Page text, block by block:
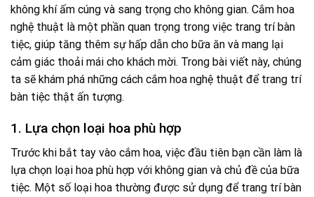
không khí ấm cúng và sang trọng cho không gian. Cắm hoa
nghệ thuật là một phần quan trọng trong việc trang trí bàn
tiệc, giúp tăng thêm sự hấp dẫn cho bữa ăn và mang lại
cảm giác thoải mái cho khách mời. Trong bài viết này, chúng
ta sẽ khám phá những cách cắm hoa nghệ thuật để trang trí
bàn tiệc thật ấn tượng.
1. Lựa chọn loại hoa phù hợp
Trước khi bắt tay vào cắm hoa, việc đầu tiên bạn cần làm là
lựa chọn loại hoa phù hợp với không gian và chủ đề của bữa
tiệc. Một số loại hoa thường được sử dụng để trang trí bàn